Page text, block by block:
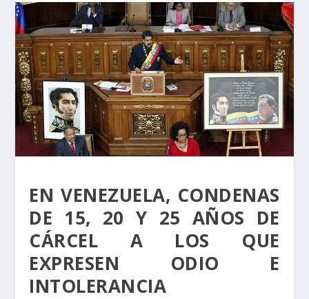
EN VENEZUELA, CONDENAS
DE 15, 20 Y 25 AÑOS DE
CÁRCEL A LOS QUE
EXPRESEN ODIO E
INTOLERANCIA